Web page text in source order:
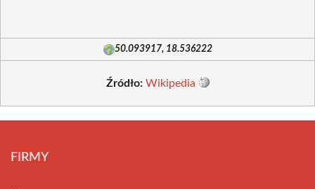
50.093917, 18.536222
Źródło: Wikipedia
FIRMY